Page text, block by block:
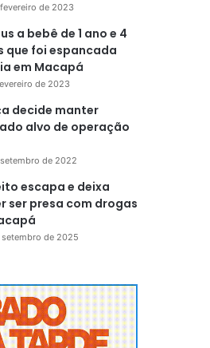
de 2023
a bebê de 1 ano e 4
que foi espancada
em Macapá
de 2023
decide manter
alvo de operação
de 2022
escapa e deixa
ser presa com drogas
setembro de 2025